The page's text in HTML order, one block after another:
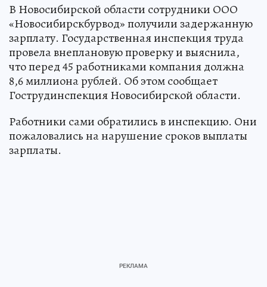
В Новосибирской области сотрудники ООО
«Новосибирскбурвод» получили задержанную
зарплату. Государственная инспекция труда
провела внеплановую проверку и выяснила,
что перед 45 работниками компания должна
8,6 миллиона рублей. Об этом сообщает
Гострудинспекция Новосибирской области.
Работники сами обратились в инспекцию. Они
пожаловались на нарушение сроков выплаты
зарплаты.